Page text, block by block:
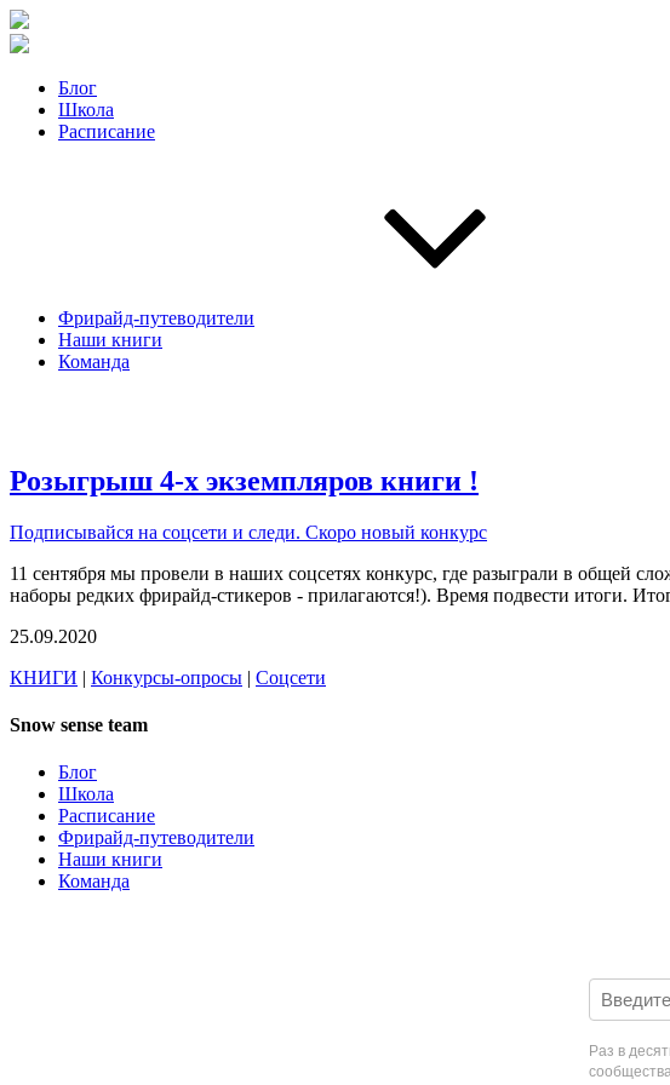
Блог
Школа
Расписание
Фрирайд-путеводители
Наши книги
Команда
Розыгрыш 4-х экземпляров книги !
Подписывайся на соцсети и следи. Скоро новый конкурс
11 сентября мы провели в наших соцсетях конкурс, где разыграли в общей
наборы редких фрирайд-стикеров - прилагаются!). Время подвести итоги.
25.09.2020
КНИГИ | Конкурсы-опросы | Соцсети
Snow sense team
Блог
Школа
Расписание
Фрирайд-путеводители
Наши книги
Команда
Раз в